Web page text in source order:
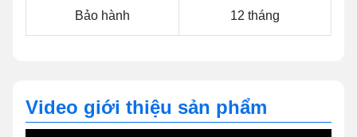
Bảo hành 12 tháng
Video giới thiệu sản phẩm